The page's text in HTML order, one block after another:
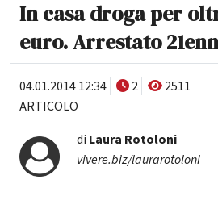
In casa droga per
euro. Arrestato
04.01.2014 12:34 2
2511
ARTICOLO
di Laura Rotoloni
vivere.biz/laurarotoloni